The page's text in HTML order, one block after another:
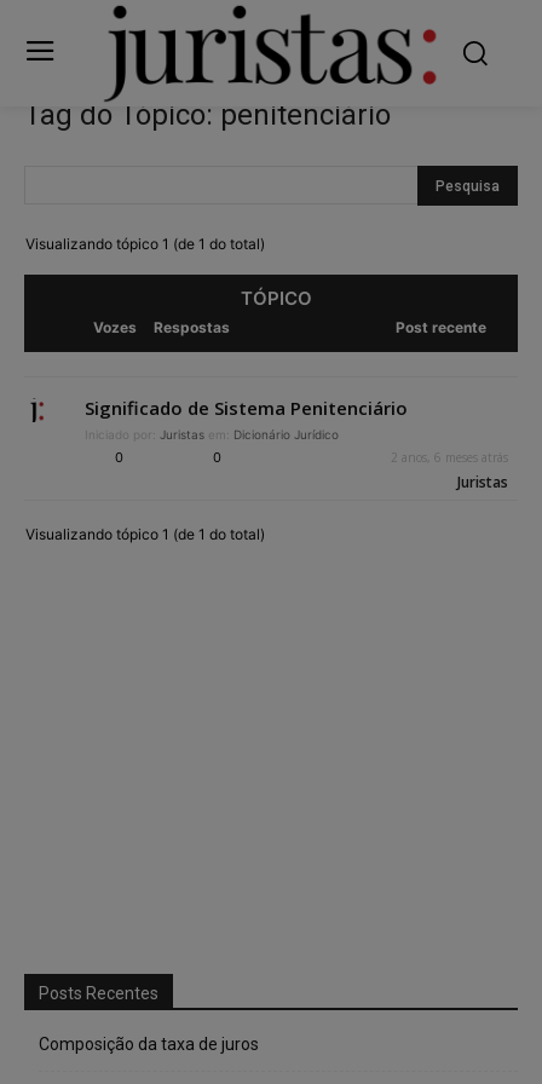
Tag do Tópico: penitenciário
Visualizando tópico 1 (de 1 do total)
TÓPICO
Vozes Respostas Post recente
Significado de Sistema Penitenciário
Iniciado por: Juristas em: Dicionário Jurídico
0 0 2 anos, 6 meses atrás
Juristas
Visualizando tópico 1 (de 1 do total)
Posts Recentes
Composição da taxa de juros